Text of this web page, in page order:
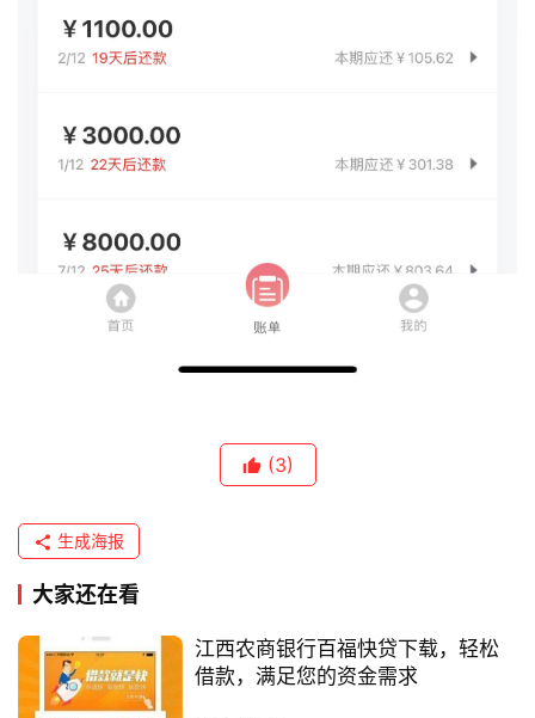
(3)
生成海报
大家还在看
江西农商银行百福快贷下载，轻松
借款，满足您的资金需求